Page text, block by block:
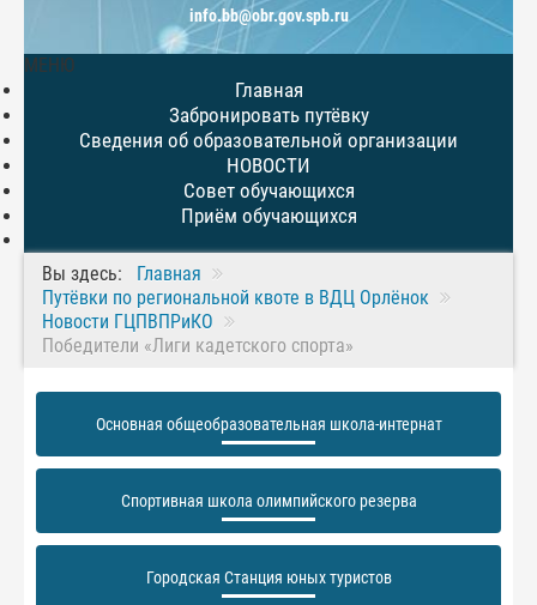
info.bb@obr.gov.spb.ru
МЕНЮ
Главная
Забронировать путёвку
Сведения об образовательной организации
НОВОСТИ
Совет обучающихся
Приём обучающихся
Вы здесь:
Главная
Путёвки по региональной квоте в ВДЦ Орлёнок
Новости ГЦПВПРиКО
Победители «Лиги кадетского спорта»
Основная общеобразовательная школа-интернат
Спортивная школа олимпийского резерва
Городская Станция юных туристов